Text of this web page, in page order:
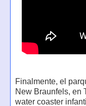
Finalmente, el
New Braunfels, en
water coaster